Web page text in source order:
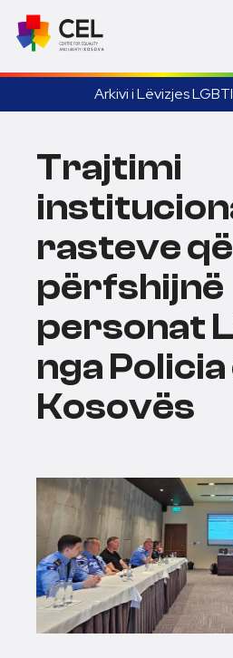
Arkivi i Lëvizjes
Trajtimi
rasteve që
përfshijnë
personat
nga Policia
Kosovës